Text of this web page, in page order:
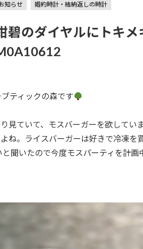
知らせ 婚約時計・結納返しの時計
碧のダイヤルにトキ
ティックの森です
見ていて、モスバーガーを欲してい
ね。ライスバーガーは好きで冷凍を
聞いたので今度モスパーティを計画